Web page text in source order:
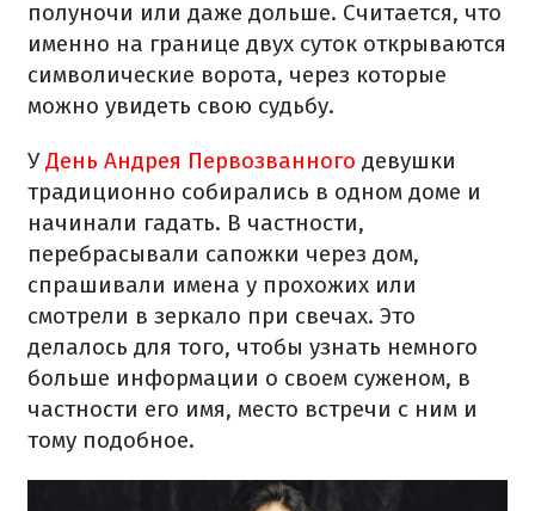
полуночи или даже дольше. Считается, что
именно на границе двух суток открываются
символические ворота, через которые
можно увидеть свою судьбу.
УДень Андрея Первозванного девушки
традиционно собирались в одном доме и
начинали гадать. В частности,
перебрасывали сапожки через дом,
спрашивали имена у прохожих или
смотрели в зеркало при свечах. Это
делалось для того, чтобы узнать немного
больше информации о своем суженом, в
частности его имя, место встречи с ним и
тому подобное.